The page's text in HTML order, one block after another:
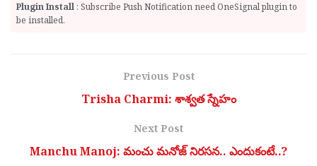
Plugin Install : Subscribe Push Notification need OneSignal plugin to
be installed.
Previous Post
Trisha Charmi: శాశ్వత స్నేహం
Next Post
Manchu Manoj: మంచు మనోజ్ నిరసన.. ఎందుకంటే..?